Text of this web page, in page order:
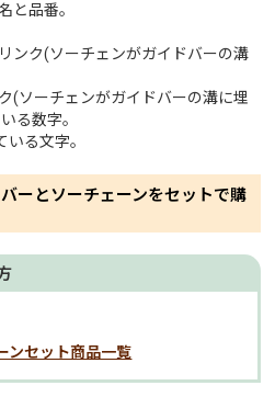
と品番。
ンク(ソーチェンがガイドバーの溝
(ソーチェンがガイドバーの溝に埋
る数字。
る文字。
ーとソーチェーンをセットで購
ンセット商品一覧